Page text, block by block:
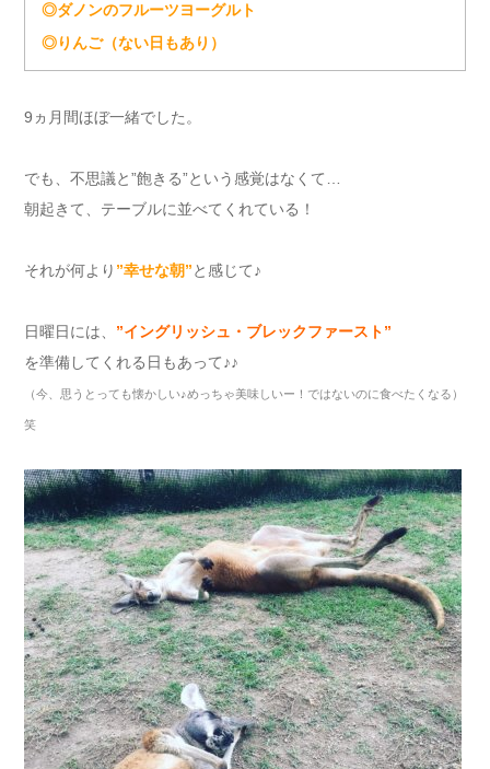
◎ダノンのフルーツヨーグルト
◎りんご（ない日もあり）
9ヵ月間ほぼ一緒でした。
でも、不思議と”飽きる”という感覚はなくて…
朝起きて、テーブルに並べてくれている！
それが何より ”幸せな朝”と感じて♪
日曜日には、 ”イングリッシュ・ブレックファースト”
を準備してくれる日もあって♪♪
（今、思うとっても懐かしい♪めっちゃ美味しいー！ではないのに食べたくなる）
笑